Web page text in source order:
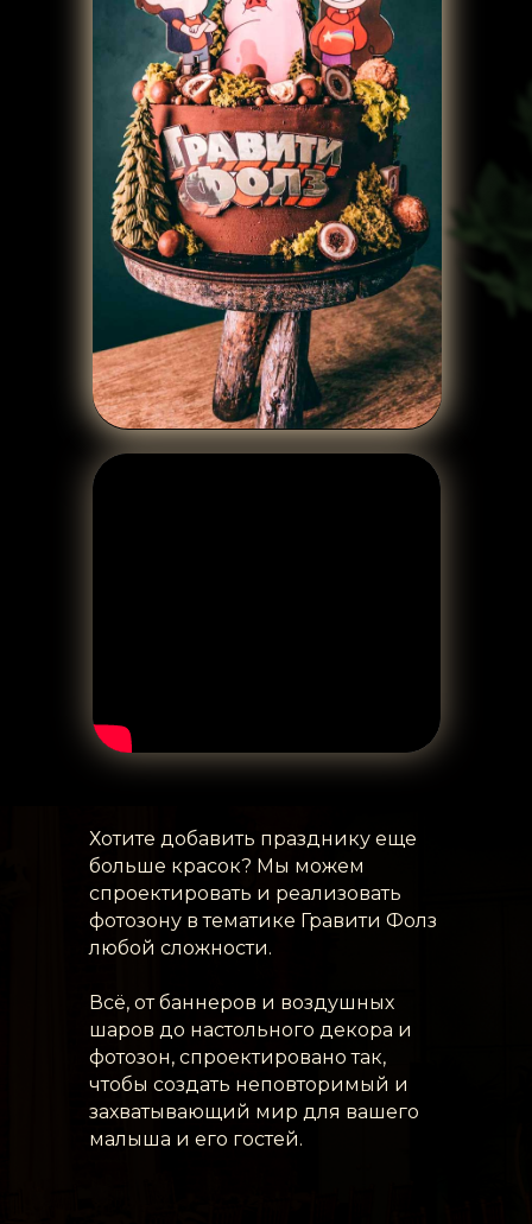
Хотите добавить празднику еще
больше красок? Мы можем
спроектировать и реализовать
фотозону в тематике Гравити Фолз
любой сложности.
Всё, от баннеров и воздушных
шаров до настольного декора и
фотозон, спроектировано так,
чтобы создать неповторимый и
захватывающий мир для вашего
малыша и его гостей.